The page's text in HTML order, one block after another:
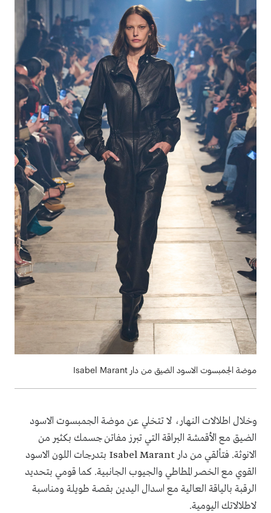
موضة الجمبسوت الاسود الضيق من دار Isabel Marant
وخلال اطلالات النهار، لا تتخلي عن موضة الجمبسوت الاسود
الضيق مع الأقمشة البراقة التي تبرز مفاتن جسمك بكثير من
الانوثة. فتألقي من دار Isabel Marant بتدرجات اللون الاسود
القوي مع الخصر المطاطي والجيوب الجانبية. كما قومي بتحديد
الرقبة بالياقة العالية مع اسدال اليدين بقصة طويلة ومناسبة
لاطلالاتك اليومية.